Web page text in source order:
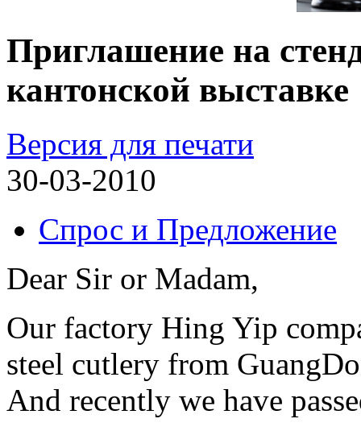
Приглашение на
кантонской выставке
Версия для печати
30-03-2010
Спрос и Предложение
Dear Sir or Madam,
Our factory Hing Yip
steel cutlery from
And recently we have